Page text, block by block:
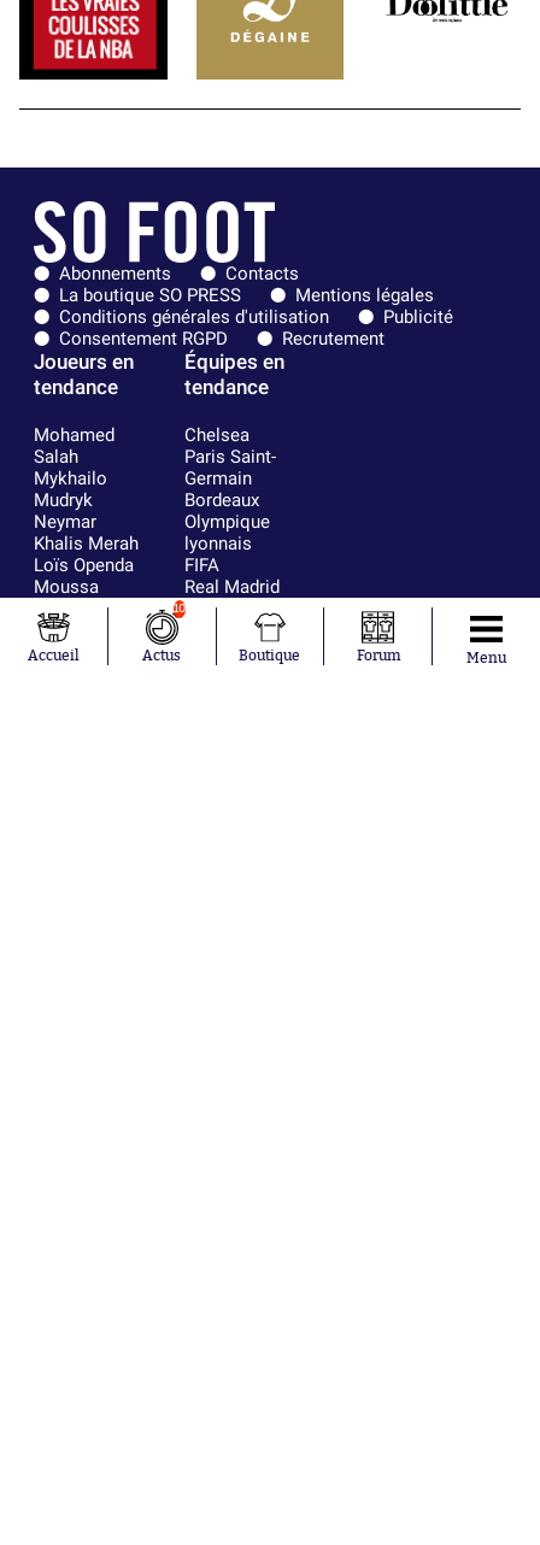
Abonnements
Contacts
La boutique SO PRESS
Mentions légales
Conditions générales d'utilisation
Publicité
Consentement RGPD
Recrutement
Joueurs en
tendance
Mohamed
Salah
Mykhailo
Mudryk
Neymar
Khalis Merah
Loïs Openda
Moussa
Niakhaté
Nicolás
Tagliafico
Équipes en
tendance
Chelsea
Paris Saint-
Germain
Bordeaux
Olympique
lyonnais
FIFA
Real Madrid
RC Strasbourg
AC Milan
Accueil
10
Actus Boutique Forum Menu